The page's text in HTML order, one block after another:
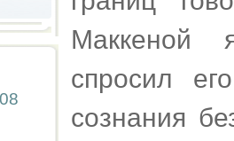
Маккеной
спросил
сознания